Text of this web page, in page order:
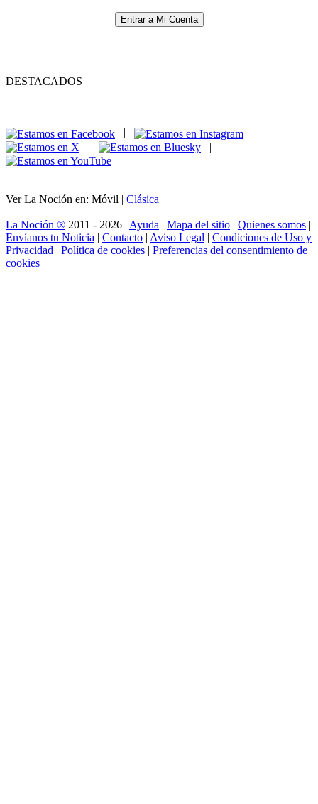
Entrar a Mi Cuenta
DESTACADOS
|
|
Ver La Noción en: Móvil | Clásica
La Noción ® 2011 - 2026 | Ayuda | Mapa del sitio | Quienes somos |
Envíanos tu Noticia | Contacto | Aviso Legal | Condiciones de Uso y
Privacidad | Política de cookies | Preferencias del consentimiento de
cookies